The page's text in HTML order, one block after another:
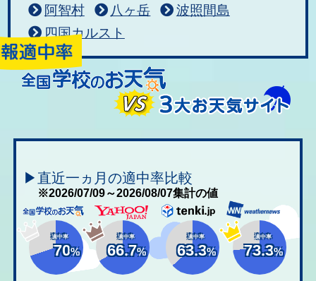
阿智村
八ヶ岳
波照間島
四国カルスト
▶直近一ヵ月の適中率比較
※2026/07/09～2026/08/07集計の値
適中率
70%
適中率
66.7%
適中率
63.3%
適中率
73.3%